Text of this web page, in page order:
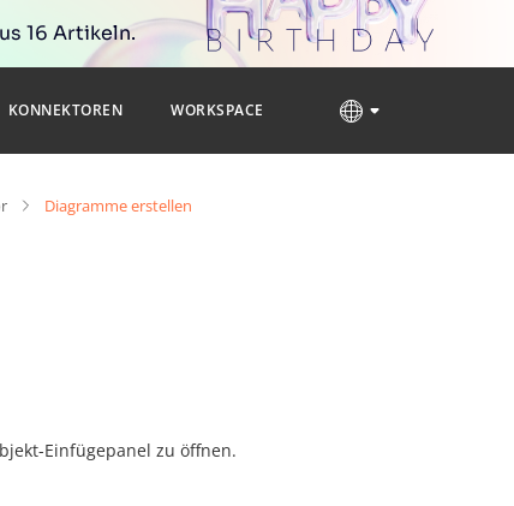
16 Artikeln.
KONNEKTOREN WORKSPACE
Diagramme erstellen
Einfügepanel zu öffnen.